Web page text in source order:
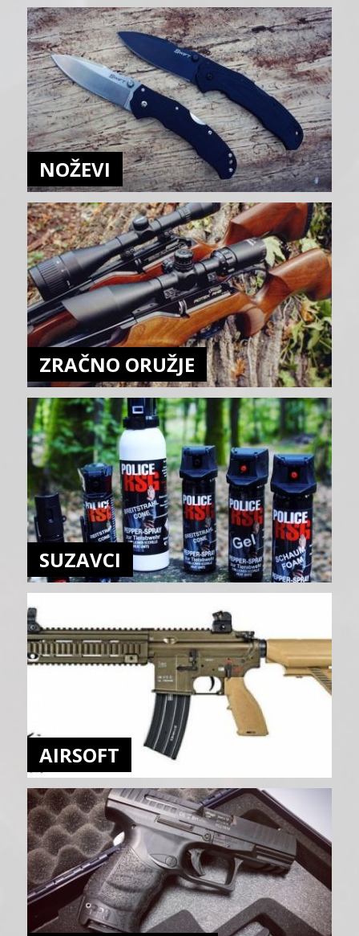
NOŽEVI
ZRAČNO ORUŽJE
SUZAVCI
AIRSOFT